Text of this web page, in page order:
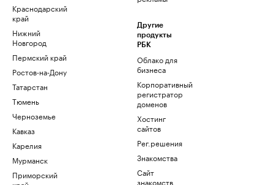
Краснодарский
край
Нижний
Новгород
Пермский край
Ростов-на-Дону
Татарстан
Тюмень
Черноземье
Кавказ
Карелия
Мурманск
Приморский
Другие
продукты
РБК
Облако для
бизнеса
Корпоративный
регистратор
доменов
Хостинг
сайтов
Рег.решения
Знакомства
Сайт
знакомств